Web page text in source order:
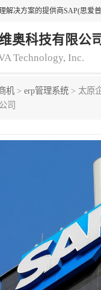
奥科技有限公
Technology, Inc.
机 > erp管理系统 > 太原
司
sap管理系
制造业
皮具厂erp
塑胶厂erp